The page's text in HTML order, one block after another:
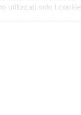
utilizzati solo i
e alcune funzionalità
i dettagli, consulta la
- Progetti di
sostiene i progetti di